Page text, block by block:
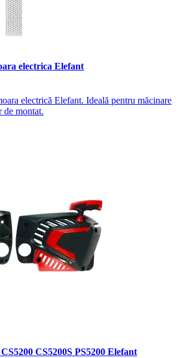
electrica Elefant
electrică Elefant. Ideală pentru măcinare
de montat.
CS5200S PS5200 Elefant